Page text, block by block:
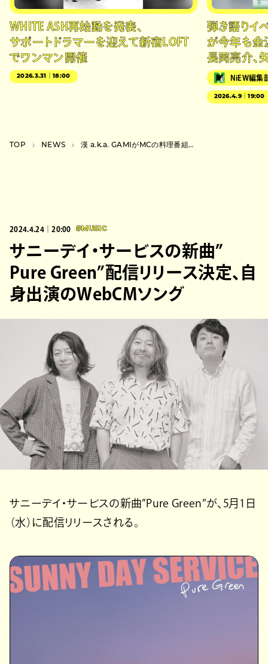
WHITE ASH再始動を発表、
サポートドラマーを迎えて新宿LOFT
でワンマン開催
2026.3.31｜18:00
弾き語りイ
が今年も金
長岡亮介、
NiEW編集
2026.4.9｜19:00
TOP NEWS 漢 a.k.a. GAMIがMCの料理番組『漢 Kitchen』ライブイベントとフードフェス開催
2024.4.24｜20:00 #MUSIC
サニーデイ・サービスの新曲”
Pure Green”配信リリース決定、自
身出演のWebCMソング
サニーデイ・サービスの新曲”Pure Green”が、5月1日
（水）に配信リリースされる。